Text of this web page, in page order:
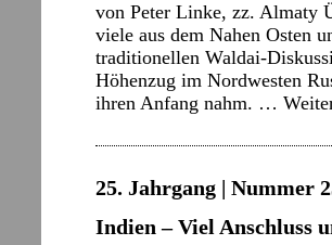
von Peter Linke, zz. Almaty
viele aus dem Nahen Osten
traditionellen Waldai-
Höhenzug im Nordwesten
ihren Anfang nahm. …
25. Jahrgang | Nummer
Indien – Viel Anschluss